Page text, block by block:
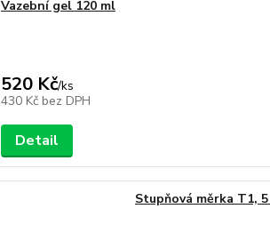
Vazební gel 120 ml
520 Kč/ks
430 Kč bez DPH
Detail
Stupňová měrka T1,